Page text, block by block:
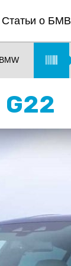
Статьи о БМВ